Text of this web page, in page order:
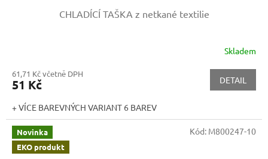
CHLADÍCÍ TAŠKA z netkané textilie
Skladem
61,71 Kč včetně DPH
51 Kč DETAIL
+ VÍCE BAREVNÝCH VARIANT 6 BAREV
Novinka
EKO produkt
Kód: M800247-10